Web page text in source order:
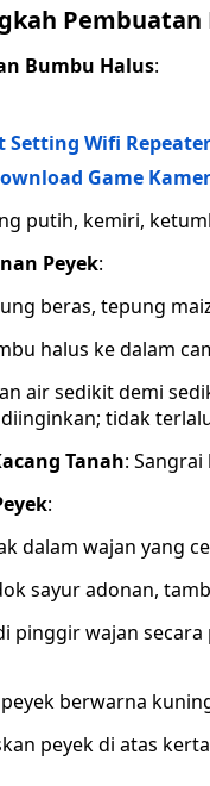
Pembuatan
Bumbu Halus:
Setting Wifi
Game
putih, kemiri,
Peyek:
beras, tepung
halus ke dalam
air sedikit demi
tidak
Tanah:
:
dalam wajan yang
sayur adonan,
pinggir wajan
berwarna
peyek di atas